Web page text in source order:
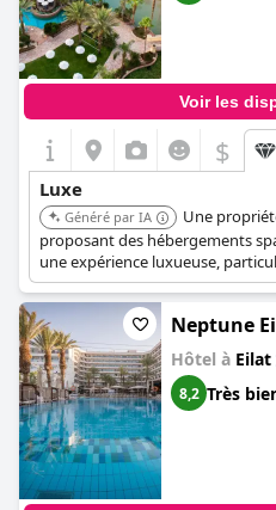
Voir les
$
Luxe
Généré par IA
Une
proposant des hébergements
une expérience luxueuse,
recherchant un confort haut de
zones de piscine conçues pour
Neptune
Hôtel à Eilat
8,2 Très